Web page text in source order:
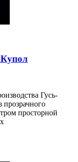
Гусь-
прозрачного
просторной